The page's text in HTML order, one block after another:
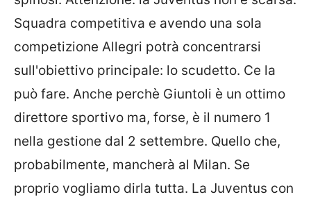
Squadra competitiva e avendo una sola
competizione Allegri potrà concentrarsi
sull'obiettivo principale: lo scudetto. Ce la
può fare. Anche perchè Giuntoli è un ottimo
direttore sportivo ma, forse, è il numero 1
nella gestione dal 2 settembre. Quello che,
probabilmente, mancherà al Milan. Se
proprio vogliamo dirla tutta. La Juventus con